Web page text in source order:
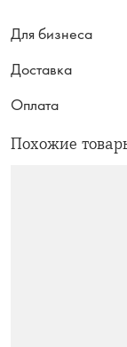
Для бизнеса
Доставка
Оплата
Похожие